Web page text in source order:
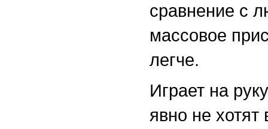
сравнение с
массовое
легче.
Играет на
явно не хотят